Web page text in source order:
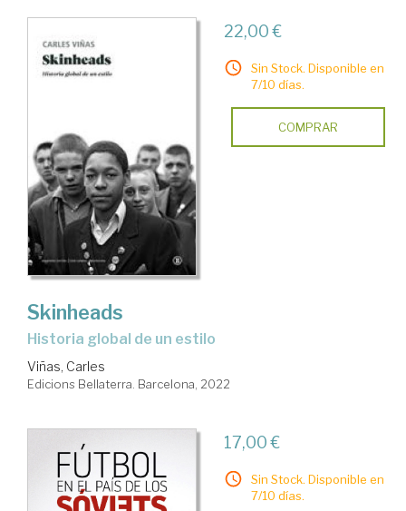
22,00 €
Sin Stock. Disponible en
7/10 días.
COMPRAR
Skinheads
historia global de un estilo
Viñas, Carles
Edicions Bellaterra. Barcelona, 2022
17,00 €
Sin Stock. Disponible en
7/10 días.